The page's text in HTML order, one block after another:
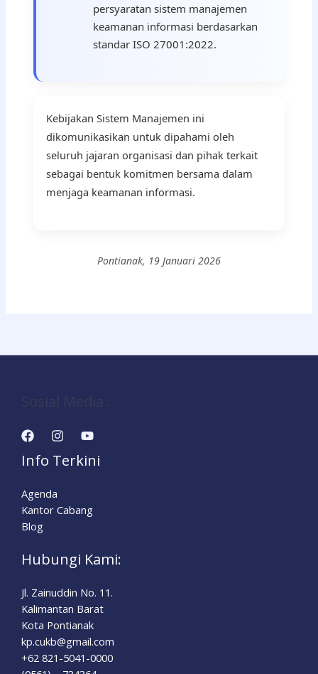
persyaratan sistem manajemen
keamanan informasi berdasarkan
standar ISO 27001:2022.
Kebijakan Sistem Manajemen ini
dikomunikasikan untuk dipahami oleh
seluruh jajaran organisasi dan pihak terkait
sebagai bentuk komitmen bersama dalam
menjaga keamanan informasi.
Pontianak, 19 Januari 2026
Info Terkini
Agenda
Kantor Cabang
Blog
Hubungi Kami:
Jl. Zainuddin No. 11.
Kalimantan Barat
Kota Pontianak
kp.cukb@gmail.com
+62 821-5041-0000